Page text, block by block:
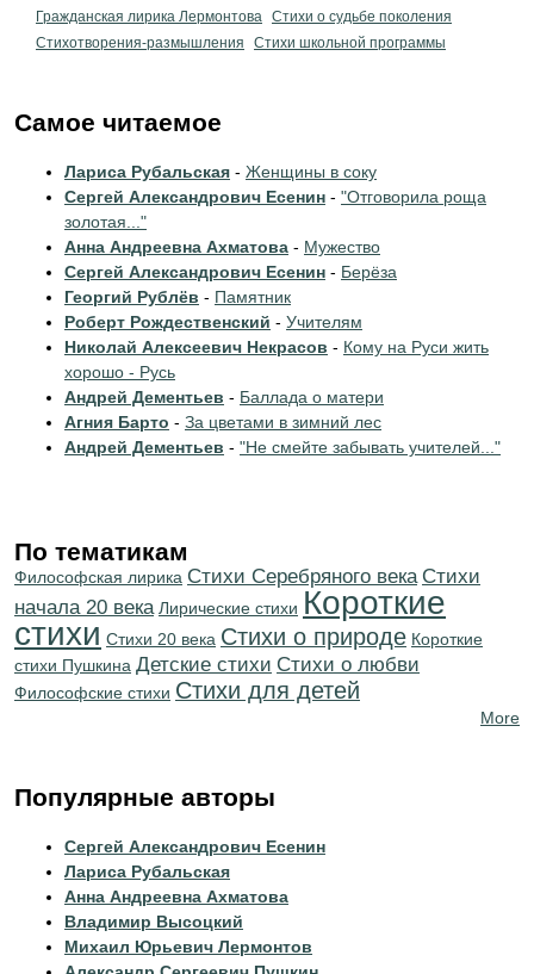
Гражданская лирика Лермонтова Стихи о судьбе поколения
Стихотворения-размышления
Стихи школьной программы
Самое читаемое
Лариса Рубальская - Женщины в соку
Сергей Александрович Есенин - "Отговорила роща
золотая..."
Анна Андреевна Ахматова - Мужество
Сергей Александрович Есенин - Берёза
Георгий Рублёв - Памятник
Роберт Рождественский - Учителям
Николай Алексеевич Некрасов - Кому на Руси жить
хорошо - Русь
Андрей Дементьев - Баллада о матери
Агния Барто - За цветами в зимний лес
Андрей Дементьев - "Не смейте забывать учителей..."
По тематикам
Философская лирика Cтихи Серебряного века Cтихи
начала 20 века Лирические стихи Короткие
стихи Стихи 20 века Стихи о природе Короткие
стихи Пушкина Детские стихи Стихи о любви
Философские стихи Стихи для детей
More
Популярные авторы
Сергей Александрович Есенин
Лариса Рубальская
Анна Андреевна Ахматова
Владимир Высоцкий
Михаил Юрьевич Лермонтов